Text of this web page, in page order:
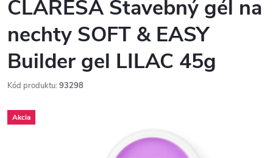
CLARESA Stavebný gél na
nechty SOFT & EASY
Builder gel LILAC 45g
Kód produktu: 93298
Akcia